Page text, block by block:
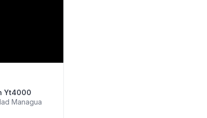
Yt4000
Managua